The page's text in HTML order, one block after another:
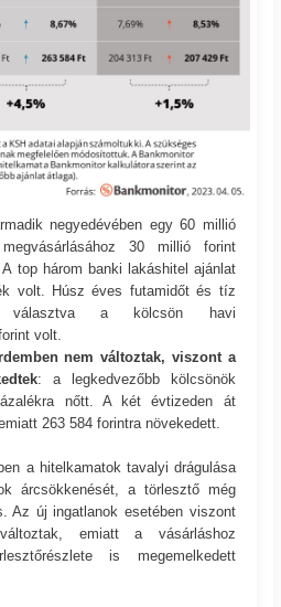
negyedévében egy 60 millió
30 millió forint
top három banki lakáshitel ajánlat
volt. Húsz éves futamidőt és tíz
választva a kölcsön havi
volt.
nem változtak, viszont a
: a legkedvezőbb kölcsönök
nőtt. A két évtizeden át
263 584 forintra növekedett.
a hitelkamatok tavalyi drágulása
árcsökkenését, a törlesztő még
Az új ingatlanok esetében viszont
emiatt a vásárláshoz
is megemelkedett